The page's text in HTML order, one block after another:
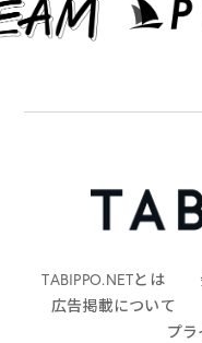
TABIPPO.NETとは
広告掲載について
プ